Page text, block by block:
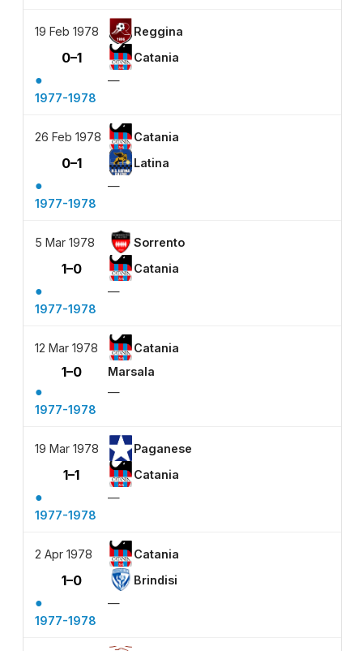
19 Feb 1978 Reggina
0–1 Catania
●
—
1977-1978
26 Feb 1978 Catania
0–1 Latina
●
—
1977-1978
5 Mar 1978 Sorrento
1–0 Catania
●
—
1977-1978
12 Mar 1978 Catania
1–0 Marsala
●
—
1977-1978
19 Mar 1978 Paganese
1–1 Catania
●
—
1977-1978
2 Apr 1978 Catania
1–0 Brindisi
●
—
1977-1978